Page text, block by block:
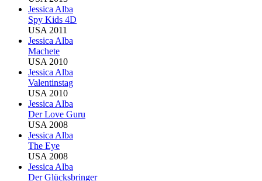
Jessica Alba
Spy Kids 4D
USA 2011
Jessica Alba
Machete
USA 2010
Jessica Alba
Valentinstag
USA 2010
Jessica Alba
Der Love Guru
USA 2008
Jessica Alba
The Eye
USA 2008
Jessica Alba
Der Glücksbringer